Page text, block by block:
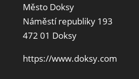
Město Doksy
Náměstí republiky 193
472 01 Doksy
https://www.doksy.com